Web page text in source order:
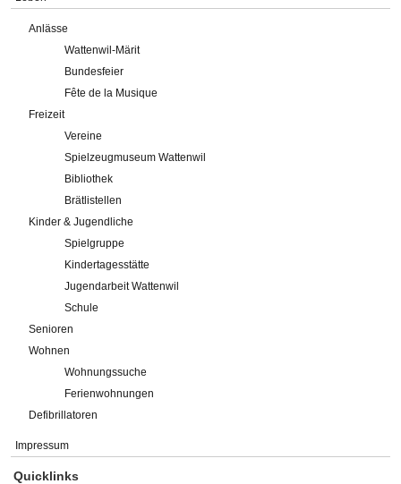
Anlässe
Wattenwil-Märit
Bundesfeier
Fête de la Musique
Freizeit
Vereine
Spielzeugmuseum Wattenwil
Bibliothek
Brätlistellen
Kinder & Jugendliche
Spielgruppe
Kindertagesstätte
Jugendarbeit Wattenwil
Schule
Senioren
Wohnen
Wohnungssuche
Ferienwohnungen
Defibrillatoren
Impressum
Quicklinks